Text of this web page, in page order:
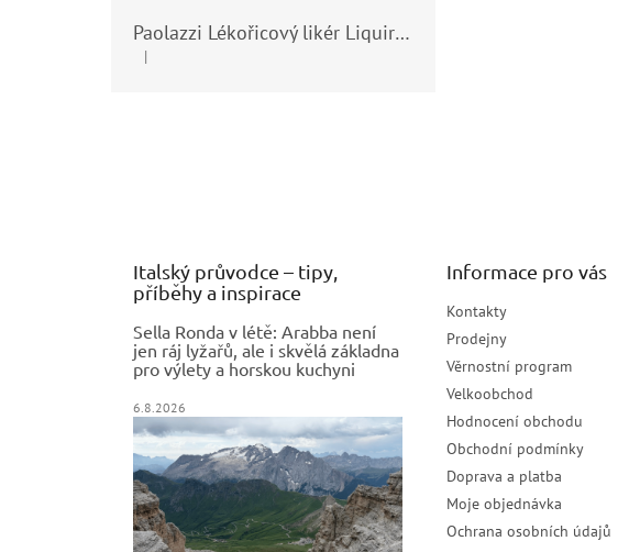
Paolazzi Lékořicový likér Liquirizia 24% 0,7L
Hodnocení produktu je 5 z 5 hvězdiček.
|
Italský průvodce – tipy,
příběhy a inspirace
Sella Ronda v létě: Arabba není
jen ráj lyžařů, ale i skvělá základna
pro výlety a horskou kuchyni
6.8.2026
Informace pro vás
Kontakty
Prodejny
Věrnostní program
Velkoobchod
Hodnocení obchodu
Obchodní podmínky
Doprava a platba
Moje objednávka
Ochrana osobních údajů